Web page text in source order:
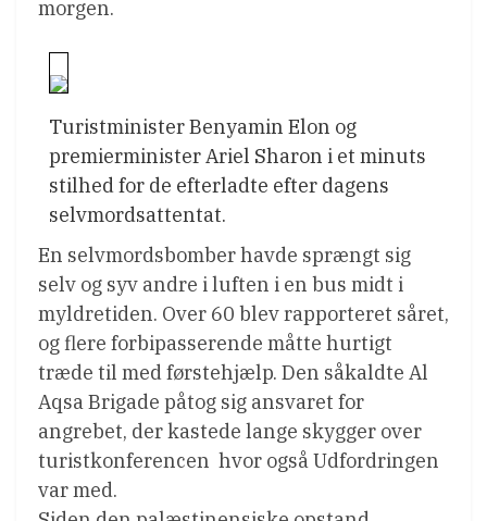
morgen.
Turistminister Benyamin Elon og
premierminister Ariel Sharon i et minuts
stilhed for de efterladte efter dagens
selvmordsattentat.
En selvmordsbomber havde sprængt sig
selv og syv andre i luften i en bus midt i
myldretiden. Over 60 blev rapporteret såret,
og flere forbipasserende måtte hurtigt
træde til med førstehjælp. Den såkaldte Al
Aqsa Brigade påtog sig ansvaret for
angrebet, der kastede lange skygger over
turistkonferencen  hvor også Udfordringen
var med.